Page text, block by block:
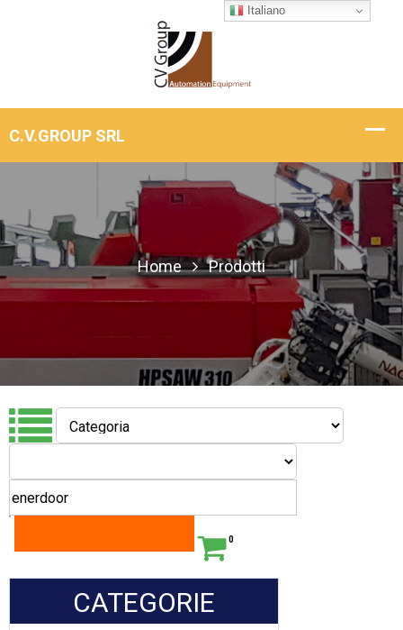
Home Prodotti
0
CATEGORIE
Italiano